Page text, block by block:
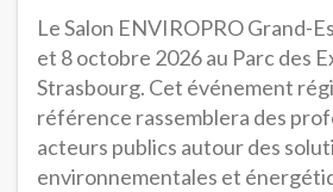
Le Salon ENVIROPRO Grand-
et 8 octobre 2026 au Parc des
Strasbourg. Cet événement
référence rassemblera des
acteurs publics autour des
environnementales et